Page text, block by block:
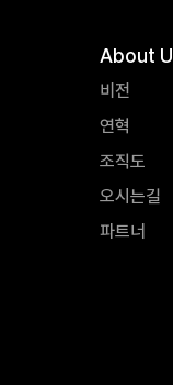
About
비전
연혁
조직도
오시는길
파트너